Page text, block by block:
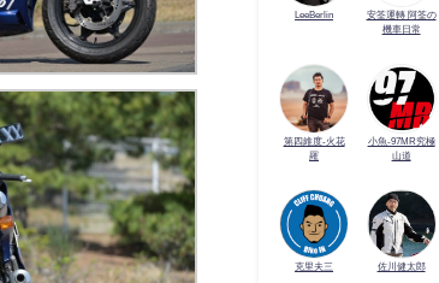
LeeBerlin
安筌運轉 阿筌の
機車日常
第四維度-火花
羅
小魚-97MR究極
山道
克里夫三 佐川健太郎